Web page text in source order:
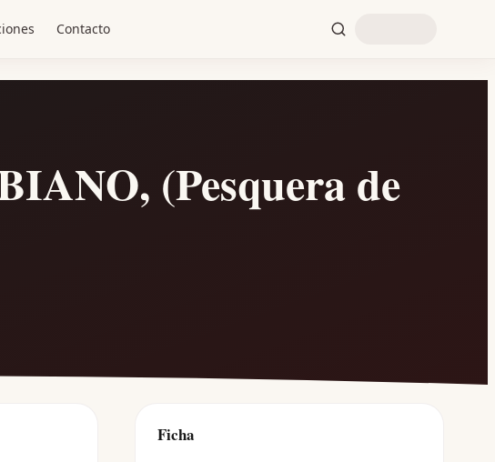
Contacto
(Pesquera de
Ficha